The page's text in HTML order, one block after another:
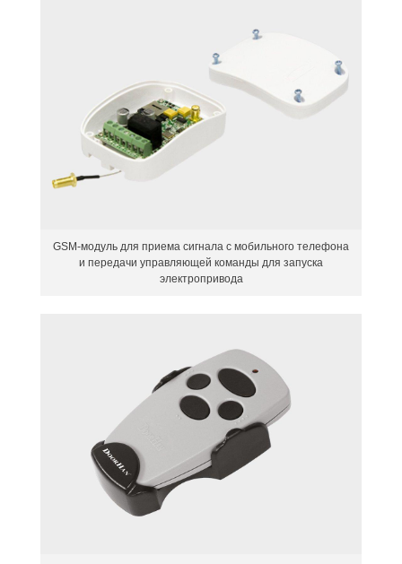
GSM-модуль для приема сигнала с мобильного телефона
и передачи управляющей команды для запуска
электропривода